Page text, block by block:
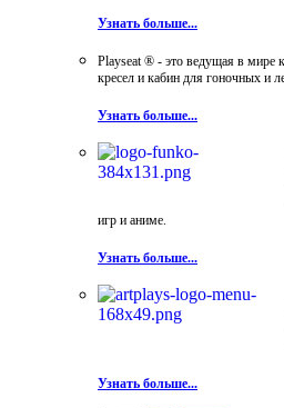
Узнать больше...
Playseat ® - это ведущая в мире
кресел и кабин для гоночных и
Узнать больше...
игр и аниме.
Узнать больше...
Узнать больше...